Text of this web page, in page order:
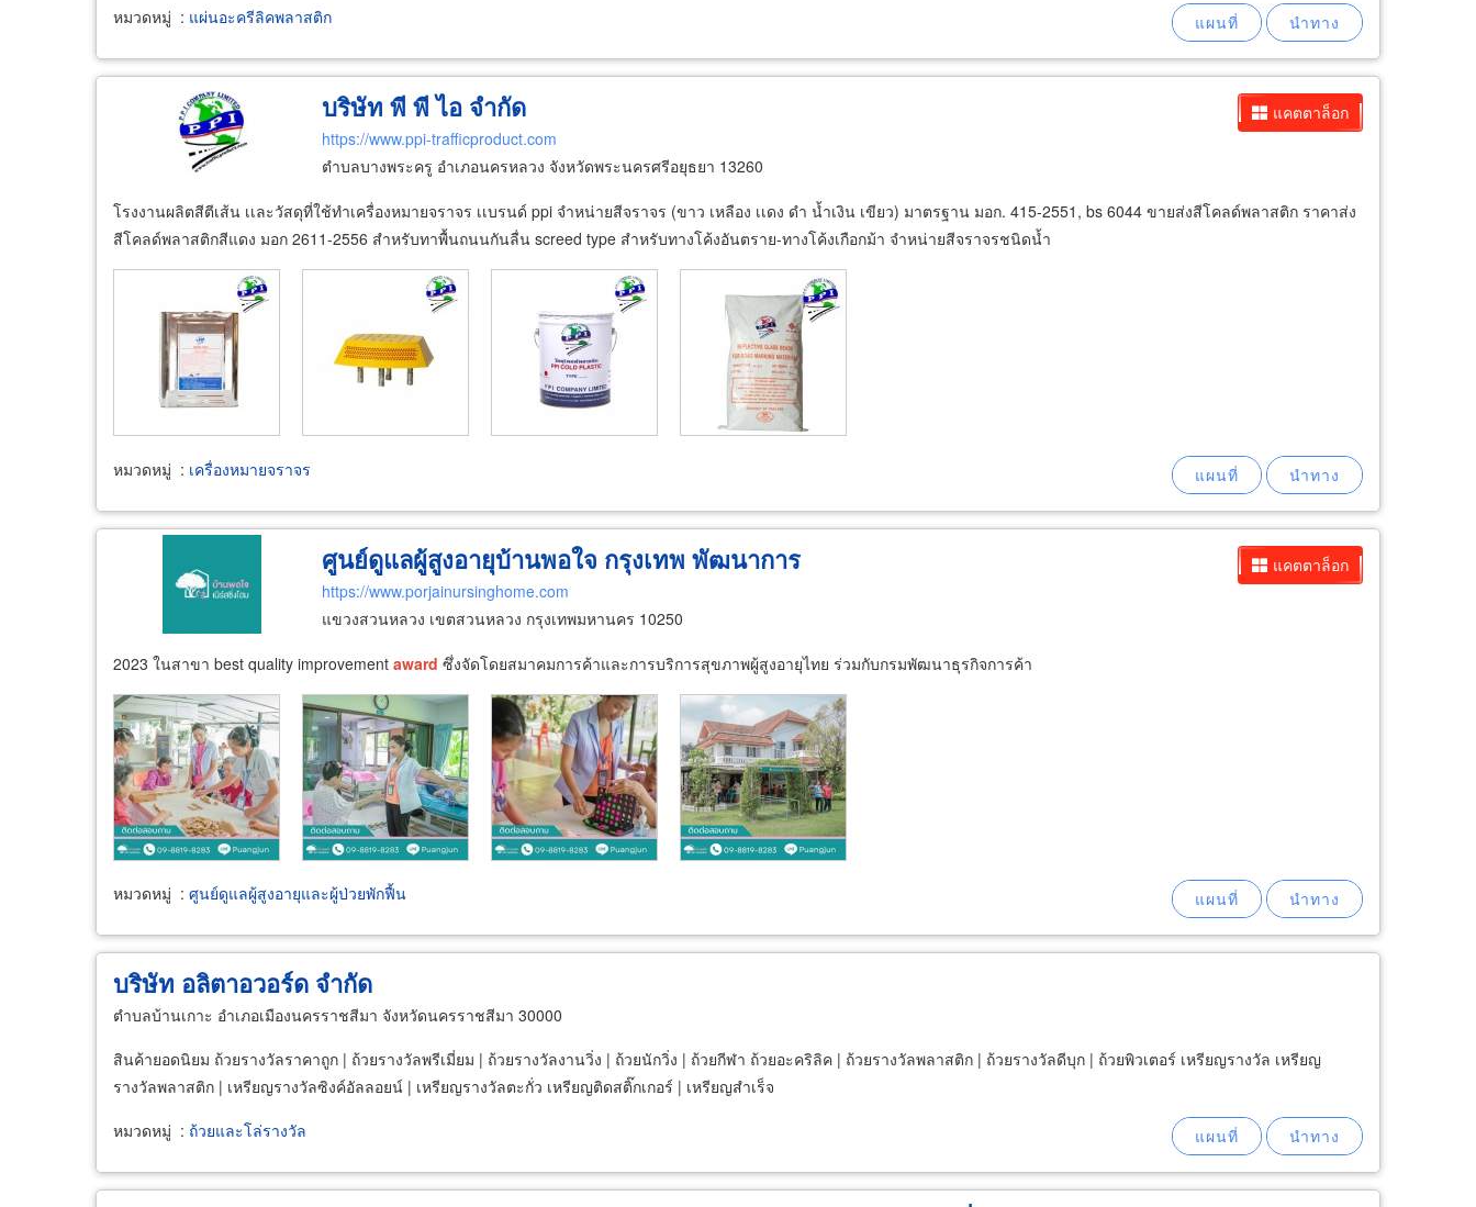
หมวดหมู่ : แผ่นอะครีลิคพลาสติก
แคตตาล็อก
บริษัท พี พี ไอ จำกัด
https://www.ppi-trafficproduct.com
ตำบลบางพระครู อำเภอนครหลวง จังหวัดพระนครศรีอยุธยา 13260
โรงงานผลิตสีตีเส้น เเละวัสดุที่ใช้ทำเครื่องหมายจราจร เเบรนด์ ppi จำหน่ายสีจราจร (ขาว เหลือง เเดง ดำ น้ำเงิน เขียว) มาตรฐาน มอก. 415-2551, bs 6044 ขายส่งสีโคลด์พลาสติก ราคาส่ง
สีโคลด์พลาสติกสีแดง มอก 2611-2556 สำหรับทาพื้นถนนกันลื่น screed type สำหรับทางโค้งอันตราย-ทางโค้งเกือกม้า จำหน่ายสีจราจรชนิดน้ำ
หมวดหมู่ : เครื่องหมายจราจร
แคตตาล็อก
ศูนย์ดูแลผู้สูงอายุบ้านพอใจ กรุงเทพ พัฒนาการ
https://www.porjainursinghome.com
แขวงสวนหลวง เขตสวนหลวง กรุงเทพมหานคร 10250
2023 ในสาขา best quality improvement award ซึ่งจัดโดยสมาคมการค้าและการบริการสุขภาพผู้สูงอายุไทย ร่วมกับกรมพัฒนาธุรกิจการค้า
หมวดหมู่ : ศูนย์ดูแลผู้สูงอายุและผู้ป่วยพักฟื้น
บริษัท อลิตาอวอร์ด จำกัด
ตำบลบ้านเกาะ อำเภอเมืองนครราชสีมา จังหวัดนครราชสีมา 30000
สินค้ายอดนิยม ถ้วยรางวัลราคาถูก | ถ้วยรางวัลพรีเมี่ยม | ถ้วยรางวัลงานวิ่ง | ถ้วยนักวิ่ง | ถ้วยกีฬา ถ้วยอะคริลิค | ถ้วยรางวัลพลาสติก | ถ้วยรางวัลดีบุก | ถ้วยพิวเตอร์ เหรียญรางวัล เหรียญ
รางวัลพลาสติก | เหรียญรางวัลซิงค์อัลลอยน์ | เหรียญรางวัลตะกั่ว เหรียญติดสติ๊กเกอร์ | เหรียญสำเร็จ
หมวดหมู่ : ถ้วยและโล่รางวัล